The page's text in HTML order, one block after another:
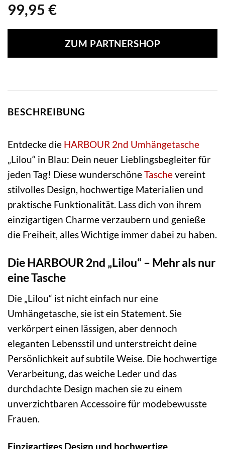
99,95 €
ZUM PARTNERSHOP
BESCHREIBUNG
Entdecke die HARBOUR 2nd Umhängetasche
„Lilou“ in Blau: Dein neuer Lieblingsbegleiter für
jeden Tag! Diese wunderschöneTaschevereint
stilvolles Design, hochwertige Materialien und
praktische Funktionalität. Lass dich von ihrem
einzigartigen Charme verzaubern und genieße
die Freiheit, alles Wichtige immer dabei zu haben.
Die HARBOUR 2nd „Lilou“ – Mehr als nur
eine Tasche
Die „Lilou“ ist nicht einfach nur eine
Umhängetasche, sie ist ein Statement. Sie
verkörpert einen lässigen, aber dennoch
eleganten Lebensstil und unterstreicht deine
Persönlichkeit auf subtile Weise. Die hochwertige
Verarbeitung, das weiche Leder und das
durchdachte Design machen sie zu einem
unverzichtbaren Accessoire für modebewusste
Frauen.
Einzigartiges Design und hochwertige